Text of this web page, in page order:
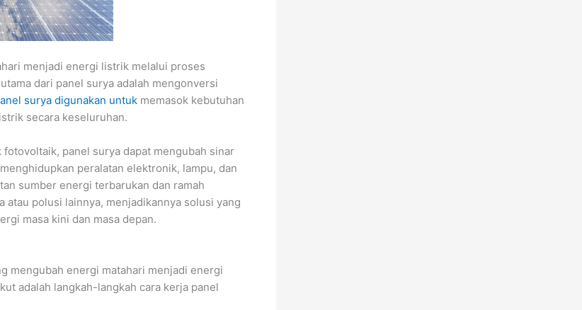
menjadi energi listrik melalui proses
utama dari panel surya adalah mengonversi
surya digunakan untuk memasok kebutuhan
secara keseluruhan.
panel surya dapat mengubah sinar
peralatan elektronik, lampu, dan
sumber energi terbarukan dan ramah
atau polusi lainnya, menjadikannya solusi yang
masa kini dan masa depan.
mengubah energi matahari menjadi energi
adalah langkah-langkah cara kerja panel